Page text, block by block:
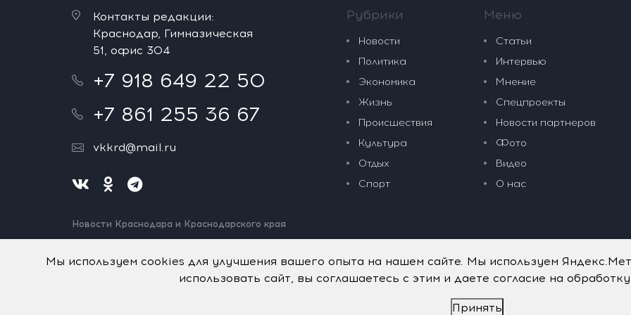
Контакты редакции:
Краснодар, Гимназическая
51, офис 304
+7 918 649 22 50
+7 861 255 36 67
vkkrd@mail.ru
Новости Краснодара и Краснодарского края
Нашли ошибку? Выделите и нажмите Ctrl+Enter.
Рубрики
Новости
Политика
Экономика
Жизнь
Происшествия
Культура
Отдых
Спорт
Меню
Статьи
Интервью
Мнение
Спецпроекты
Новости партнеров
Фото
Видео
О нас
Политика обработки персональных данных
Мы используем cookies для улучшения вашего опыта на нашем сайте. Мы используем
использовать сайт, вы соглашаетесь с этим и даете согласие на
Принять